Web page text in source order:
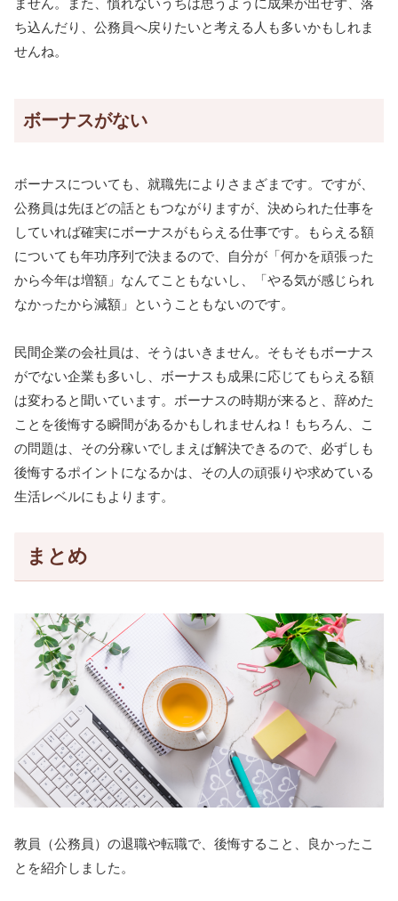
ません。また、慣れないうちは思うように成果が出せず、落
ち込んだり、公務員へ戻りたいと考える人も多いかもしれま
せんね。
ボーナスがない
ボーナスについても、就職先によりさまざまです。ですが、
公務員は先ほどの話ともつながりますが、決められた仕事を
していれば確実にボーナスがもらえる仕事です。もらえる額
についても年功序列で決まるので、自分が「何かを頑張った
から今年は増額」なんてこともないし、「やる気が感じられ
なかったから減額」ということもないのです。
民間企業の会社員は、そうはいきません。そもそもボーナス
がでない企業も多いし、ボーナスも成果に応じてもらえる額
は変わると聞いています。ボーナスの時期が来ると、辞めた
ことを後悔する瞬間があるかもしれませんね！もちろん、こ
の問題は、その分稼いでしまえば解決できるので、必ずしも
後悔するポイントになるかは、その人の頑張りや求めている
生活レベルにもよります。
まとめ
教員（公務員）の退職や転職で、後悔すること、良かったこ
とを紹介しました。